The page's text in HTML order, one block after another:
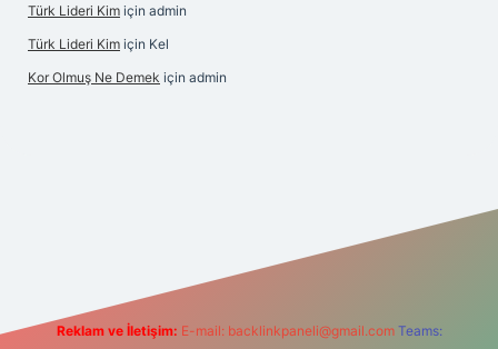
Türk Lideri Kim için admin
Türk Lideri Kim için Kel
Kor Olmuş Ne Demek için admin
Reklam ve İletişim: E-mail: backlinkpaneli@gmail.com Teams: